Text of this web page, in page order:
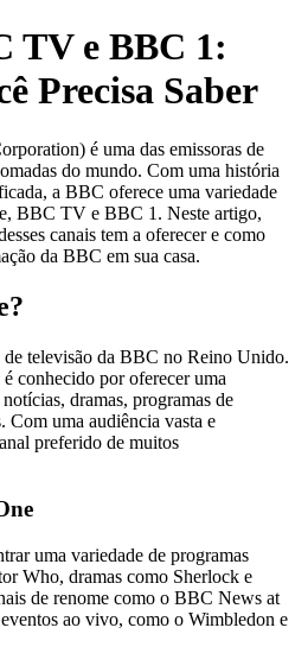
TV e BBC 1:
Precisa Saber
é uma das emissoras de
do mundo. Com uma história
a BBC oferece uma variedade
BBC TV e BBC 1. Neste artigo,
canais tem a oferecer e como
da BBC em sua casa.
televisão da BBC no Reino Unido.
conhecido por oferecer uma
dramas, programas de
Com uma audiência vasta e
preferido de muitos
uma variedade de programas
Who, dramas como Sherlock e
de renome como o BBC News at
ao vivo, como o Wimbledon e